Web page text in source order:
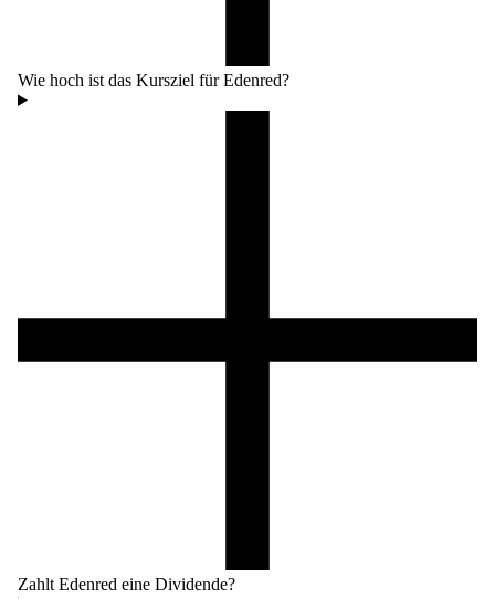
Wie hoch ist das Kursziel für Edenred?
Zahlt Edenred eine Dividende?